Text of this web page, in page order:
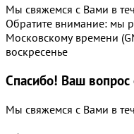
Мы свяжемся с Вами в
Обратите внимание: мы
Московскому времени
воскресенье
Спасибо! Ваш вопрос
Мы свяжемся с Вами в